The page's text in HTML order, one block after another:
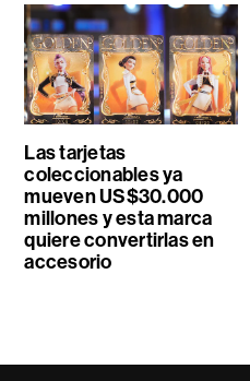
Las tarjetas
coleccionables ya
mueven US$30.000
millones y esta marca
quiere convertirlas en
accesorio